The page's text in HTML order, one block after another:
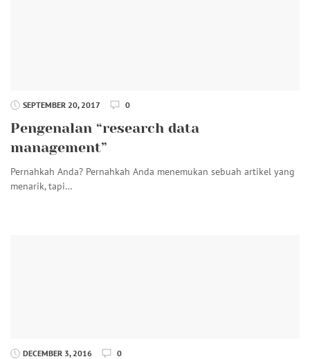
SEPTEMBER 20, 2017 0
Pengenalan “research data
management”
Pernahkah Anda? Pernahkah Anda menemukan sebuah artikel yang
menarik, tapi…
DECEMBER 3, 2016 0